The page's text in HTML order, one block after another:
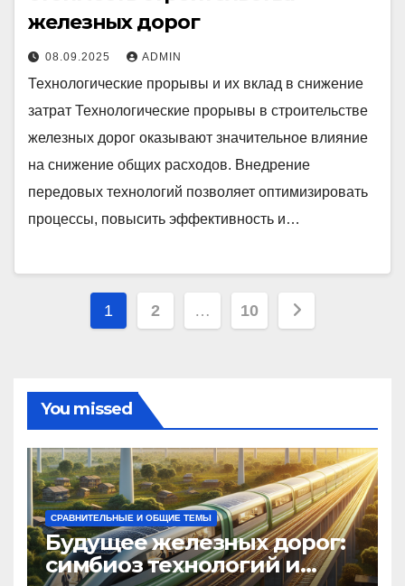
железных дорог
08.09.2025 ADMIN
Технологические прорывы и их вклад в снижение
затрат Технологические прорывы в строительстве
железных дорог оказывают значительное влияние
на снижение общих расходов. Внедрение
передовых технологий позволяет оптимизировать
процессы, повысить эффективность и…
Пагинация
1 2 … 10
You missed
СРАВНИТЕЛЬНЫЕ И ОБЩИЕ ТЕМЫ
Будущее железных дорог:
симбиоз технологий и